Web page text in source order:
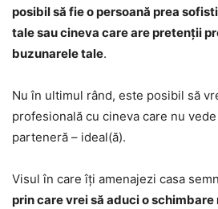
posibil să fie o persoană prea
tale sau cineva care are pretenții
buzunarele tale.
Nu în ultimul rând, este posibil să
profesională cu cineva care nu
parteneră – ideal(ă).
Visul în care îți amenajezi casa
prin care vrei să aduci o